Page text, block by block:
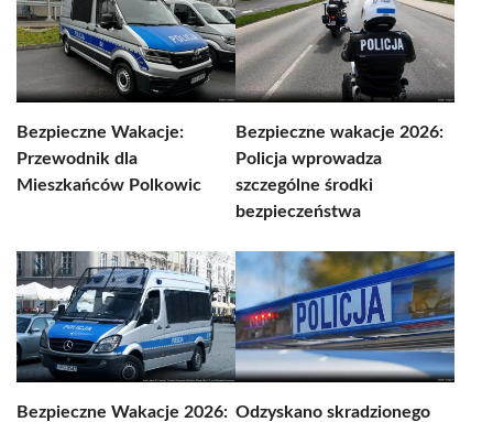
Bezpieczne Wakacje:
Przewodnik dla
Mieszkańców Polkowic
Bezpieczne wakacje 2026:
Policja wprowadza
szczególne środki
bezpieczeństwa
Bezpieczne Wakacje 2026: Odzyskano skradzionego